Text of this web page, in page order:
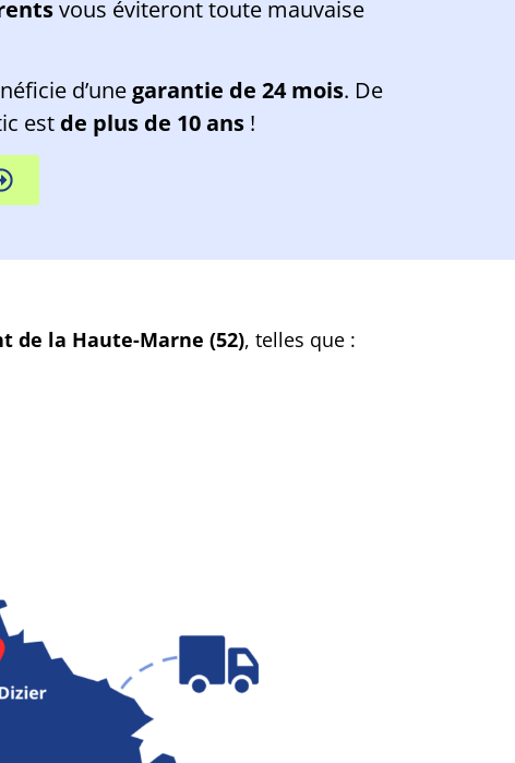
vous éviteront toute mauvaise
d’une garantie de 24 mois. De
est de plus de 10 ans !
de la Haute-Marne (52), telles que :